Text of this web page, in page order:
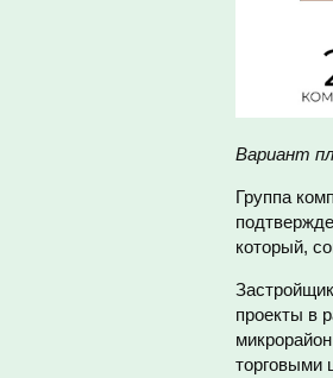
Вариант
Группа
который,
проекты в
торговыми